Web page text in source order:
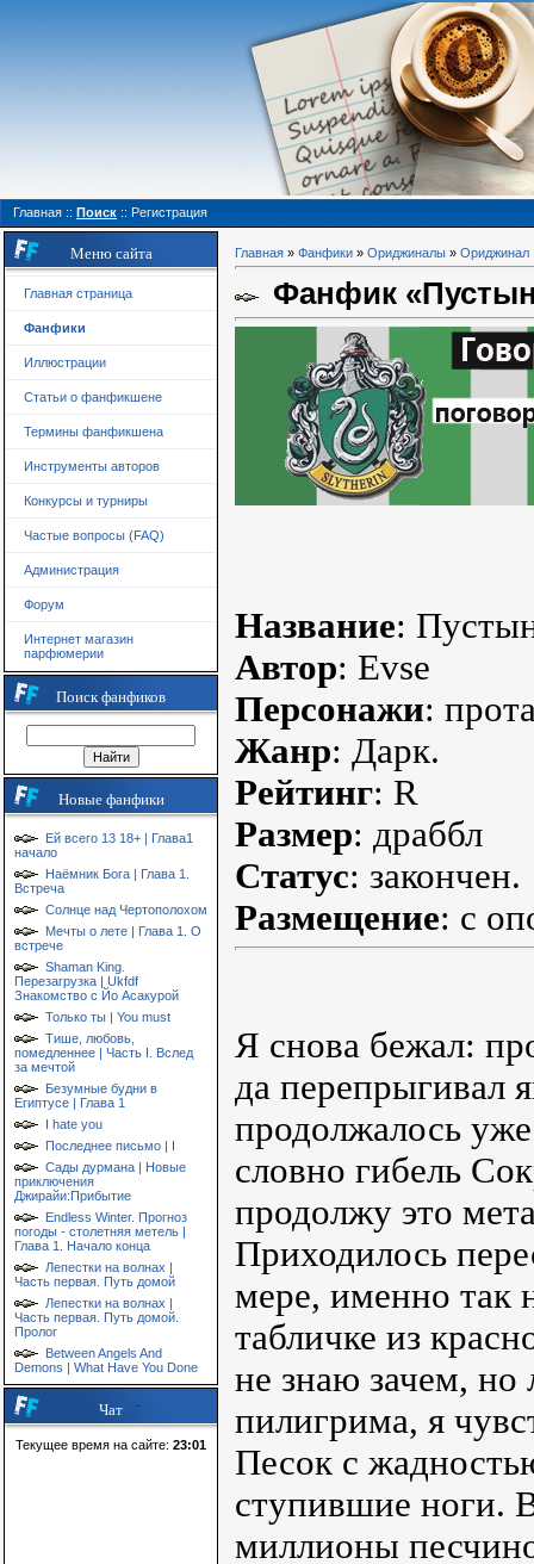
Главная :: Поиск :: Регистрация
Меню сайта
Главная страница
Фанфики
Иллюстрации
Статьи о фанфикшене
Термины фанфикшена
Инструменты авторов
Конкурсы и турниры
Частые вопросы (FAQ)
Администрация
Форум
Интернет магазин
парфюмерии
Поиск фанфиков
Новые фанфики
Ей всего 13 18+ | Глава1
начало
Наёмник Бога | Глава 1.
Встреча
Солнце над Чертополохом
Мечты о лете | Глава 1. О
встрече
Shaman King.
Перезагрузка | Ukfdf
Знакомство с Йо Асакурой
Только ты | You must
Тише, любовь,
помедленнее | Часть I. Вслед
за мечтой
Безумные будни в
Египтусе | Глава 1
I hate you
Последнее письмо | I
Сады дурмана | Новые
приключения
Джирайи:Прибытие
Endless Winter. Прогноз
погоды - столетняя метель |
Глава 1. Начало конца
Лепестки на волнах |
Часть первая. Путь домой
Лепестки на волнах |
Часть первая. Путь домой.
Пролог
Between Angels And
Demons | What Have You Done
Чат
Текущее время на сайте: 23:01
Главная » Фанфики » Ориджиналы » Ориджинал
Фанфик
Название:
Автор: Evse
Персонажи:
Жанр: Дарк.
Рейтинг: R
Размер: драббл
Статус: закончен.
Размещение: с
Я снова бежал:
да перепрыгивал
продолжалось
словно гибель
продолжу это
Приходилось
мере, именно так
табличке из
не знаю зачем,
пилигрима, я
Песок с
ступившие ноги.
миллионы